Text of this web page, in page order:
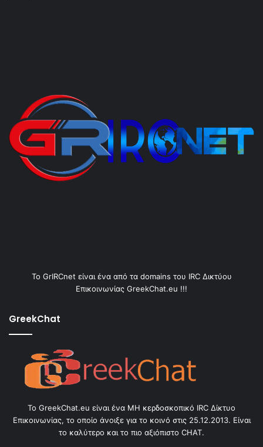
Το GrIRCnet είναι ένα από τα domains του IRC Δικτύου
Επικοινωνίας GreekChat.eu !!!
GreekChat
Το GreekChat.eu είναι ένα ΜΗ κερδοσκοπικό IRC Δίκτυο
Επικοινωνίας, το οποίο άνοιξε για το κοινό στις 25.12.2013. Είναι
το καλύτερο και το πιο αξιόπιστο CHAT.